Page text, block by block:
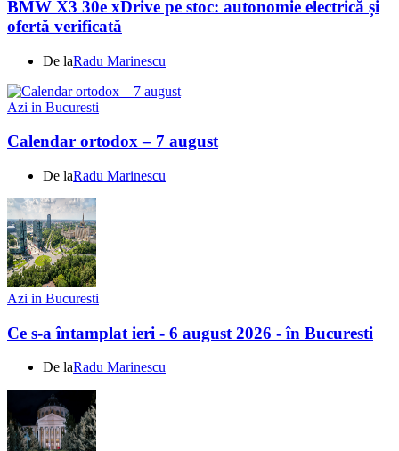
BMW X3 30e xDrive pe stoc: autonomie electrică și
ofertă verificată
De laRadu Marinescu
Azi in Bucuresti
Calendar ortodox – 7 august
De laRadu Marinescu
Azi in Bucuresti
Ce s-a întamplat ieri - 6 august 2026 - în Bucuresti
De laRadu Marinescu